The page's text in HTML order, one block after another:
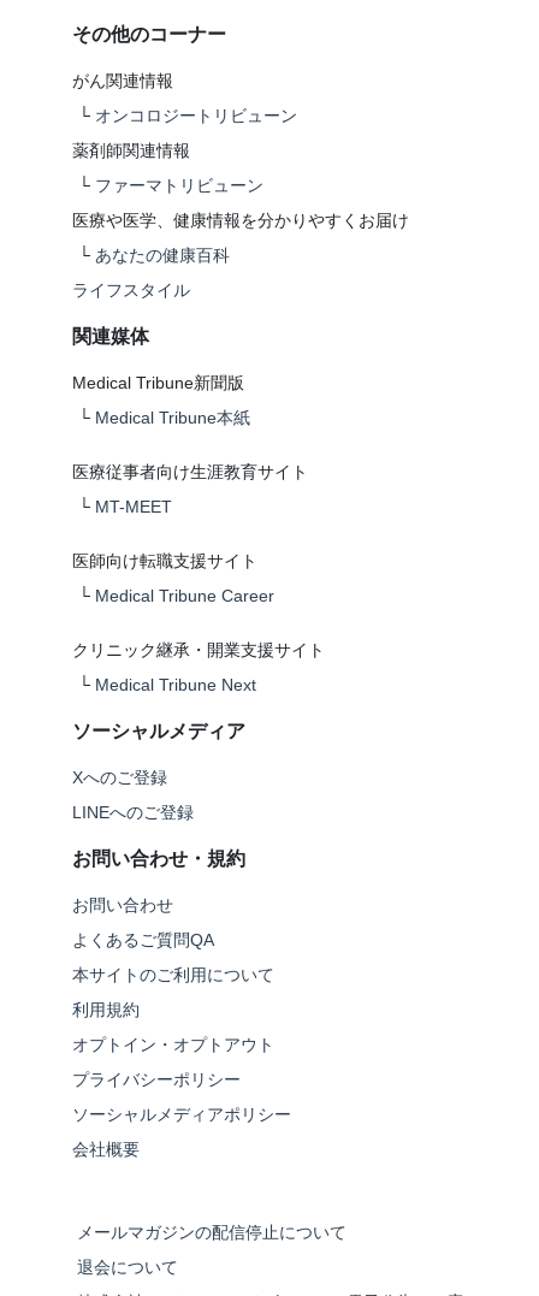
その他のコーナー
がん関連情報
└ オンコロジートリビューン
薬剤師関連情報
└ ファーマトリビューン
医療や医学、健康情報を分かりやすくお届け
└ あなたの健康百科
ライフスタイル
関連媒体
Medical Tribune新聞版
└ Medical Tribune本紙
医療従事者向け生涯教育サイト
└ MT-MEET
医師向け転職支援サイト
└ Medical Tribune Career
クリニック継承・開業支援サイト
└ Medical Tribune Next
ソーシャルメディア
Xへのご登録
LINEへのご登録
お問い合わせ・規約
お問い合わせ
よくあるご質問QA
本サイトのご利用について
利用規約
オプトイン・オプトアウト
プライバシーポリシー
ソーシャルメディアポリシー
会社概要
メールマガジンの配信停止について
退会について